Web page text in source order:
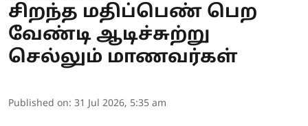
சிறந்த மதிப்பெண் பெற
வேண்டி ஆடிச்சுற்று
செல்லும் மாணவர்கள்
Published on: 31 Jul 2026, 5:35 am